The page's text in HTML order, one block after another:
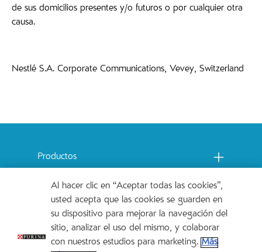
de sus domicilios presentes y/o futuros o por cualquier otra
causa.
Nestlé S.A. Corporate Communications, Vevey, Switzerland
Productos
Legales
Al hacer clic en “Aceptar todas las cookies”,
usted acepta que las cookies se guarden en
su dispositivo para mejorar la navegación del
sitio, analizar el uso del mismo, y colaborar
con nuestros estudios para marketing. Más